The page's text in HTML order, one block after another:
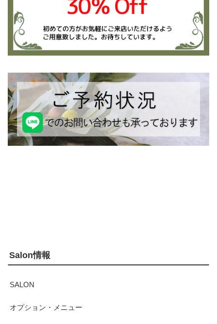
Salon情報
SALON
オプション・メニュー